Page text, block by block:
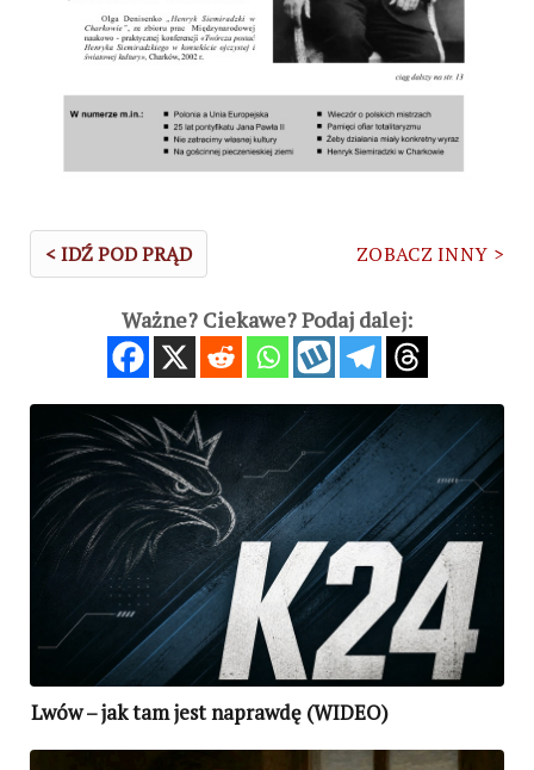
< IDŹ POD PRĄD ZOBACZ INNY >
Ważne? Ciekawe? Podaj dalej:
Lwów – jak tam jest naprawdę (WIDEO)